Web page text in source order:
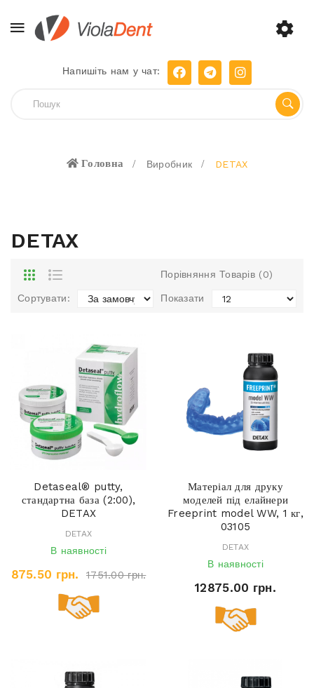
Напишіть нам у чат:
Головна Виробник DETAX
DETAX
Порівняння Товарів (0)
Сортувати: Показати
Detaseal® putty,
стандартна база (2:00),
DETAX
DETAX
В наявності
875.50 грн. 1751.00 грн.
Матеріал для друку
моделей під елайнери
Freeprint model WW, 1 кг,
03105
DETAX
В наявності
12875.00 грн.